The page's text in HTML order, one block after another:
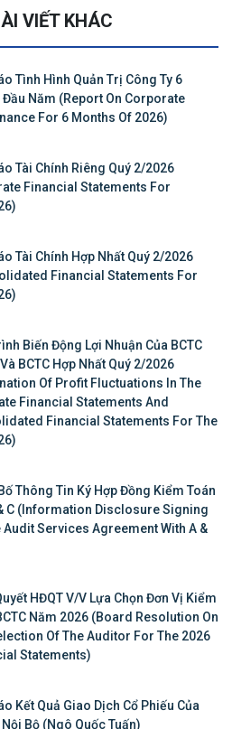
VIẾT KHÁC
Tình Hình Quản Trị Công Ty 6
Đầu Năm (Report On Corporate
For 6 Months Of 2026)
Tài Chính Riêng Quý 2/2026
Financial Statements For
Tài Chính Hợp Nhất Quý 2/2026
Financial Statements For
Biến Động Lợi Nhuận Của BCTC
BCTC Hợp Nhất Quý 2/2026
Of Profit Fluctuations In The
Financial Statements And
Financial Statements For The
Thông Tin Ký Hợp Đồng Kiểm Toán
C (Information Disclosure Signing
Audit Services Agreement With A &
HĐQT V/v Lựa Chọn Đơn Vị Kiểm
Năm 2026 (Board Resolution On
Of The Auditor For The 2026
Statements)
Kết Quả Giao Dịch Cổ Phiếu Của
Bộ (Ngô Quốc Tuấn)